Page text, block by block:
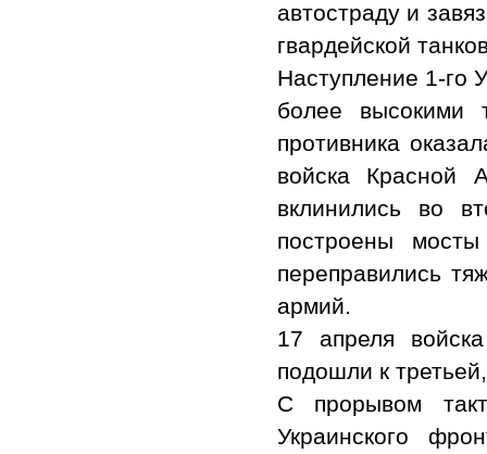
автостраду и
гвардейской
Наступление 1-го
более высокими
противника
войска Красной
вклинились во
построены
переправились
армий.
17 апреля
подошли к
С прорывом
Украинского